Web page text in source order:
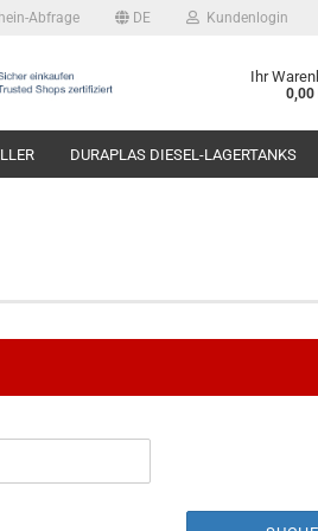
Abfrage DE Kundenlogin
Ihr
0,00
DURAPLAS DIESEL-LAGERTANKS